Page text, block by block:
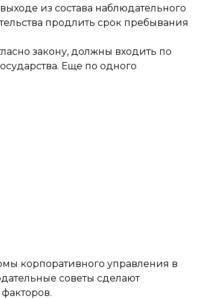
из состава наблюдательного
продлить срок пребывания
закону, должны входить по
Еще по одного
корпоративного управления в
советы сделают